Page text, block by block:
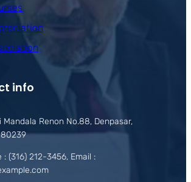
info
Mandala Renon No.88, Denpasar,
: (316) 212-3456, Email :